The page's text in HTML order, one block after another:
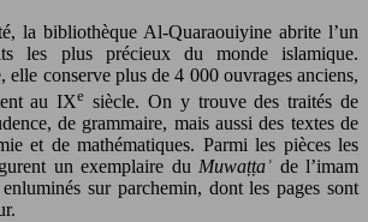
la bibliothèque Al-Quaraouiyine abrite l’un
les plus précieux du monde islamique.
elle conserve plus de 4 000 ouvrages anciens,
au IXe siècle. On y trouve des traités de
de grammaire, mais aussi des textes de
et de mathématiques. Parmi les pièces les
un exemplaire du Muwaṭṭaʾ de l’imam
sur parchemin, dont les pages sont